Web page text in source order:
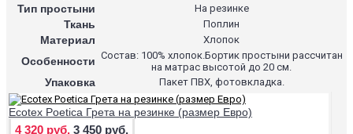
Тип простыни На резинке
Ткань Поплин
Материал Хлопок
Особенности Состав: 100% хлопок.Бортик простыни рассчитан
на матрас высотой до 20 см.
Упаковка Пакет ПВХ, фотовкладка.
Ecotex Poetica Грета на резинке (размер Евро)
4 320 руб. 3 450 руб.